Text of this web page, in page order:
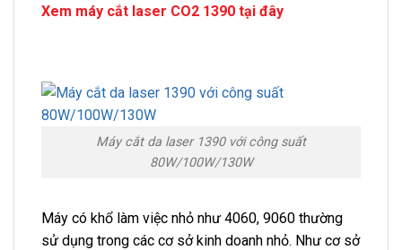
Xem máy cắt laser CO2 1390 tại đây
Máy cắt da laser 1390 với công suất
80W/100W/130W
Máy có khổ làm việc nhỏ như 4060, 9060 thường
sử dụng trong các cơ sở kinh doanh nhỏ. Như cơ sở